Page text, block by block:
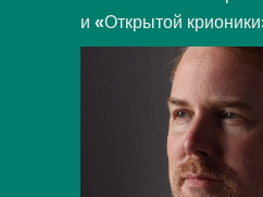
и «Открытой крионики